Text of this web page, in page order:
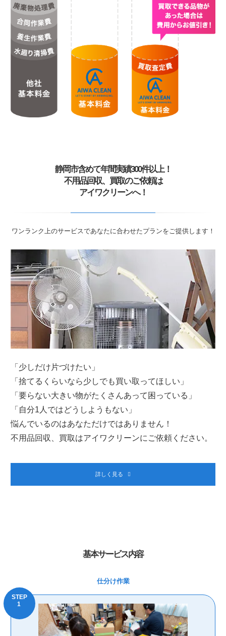
静岡市含めて年間実績300件以上！
不用品回収、買取のご依頼は
アイワクリーンへ！
ワンランク上のサービスであなたに合わせたプランをご提供します！
「少しだけ片づけたい」
「捨てるくらいなら少しでも買い取ってほしい」
「要らない大きい物がたくさんあって困っている」
「自分1人ではどうしようもない」
悩んでいるのはあなただけではありません！
不用品回収、買取はアイワクリーンにご依頼ください。
詳しく見る
基本サービス内容
仕分け作業